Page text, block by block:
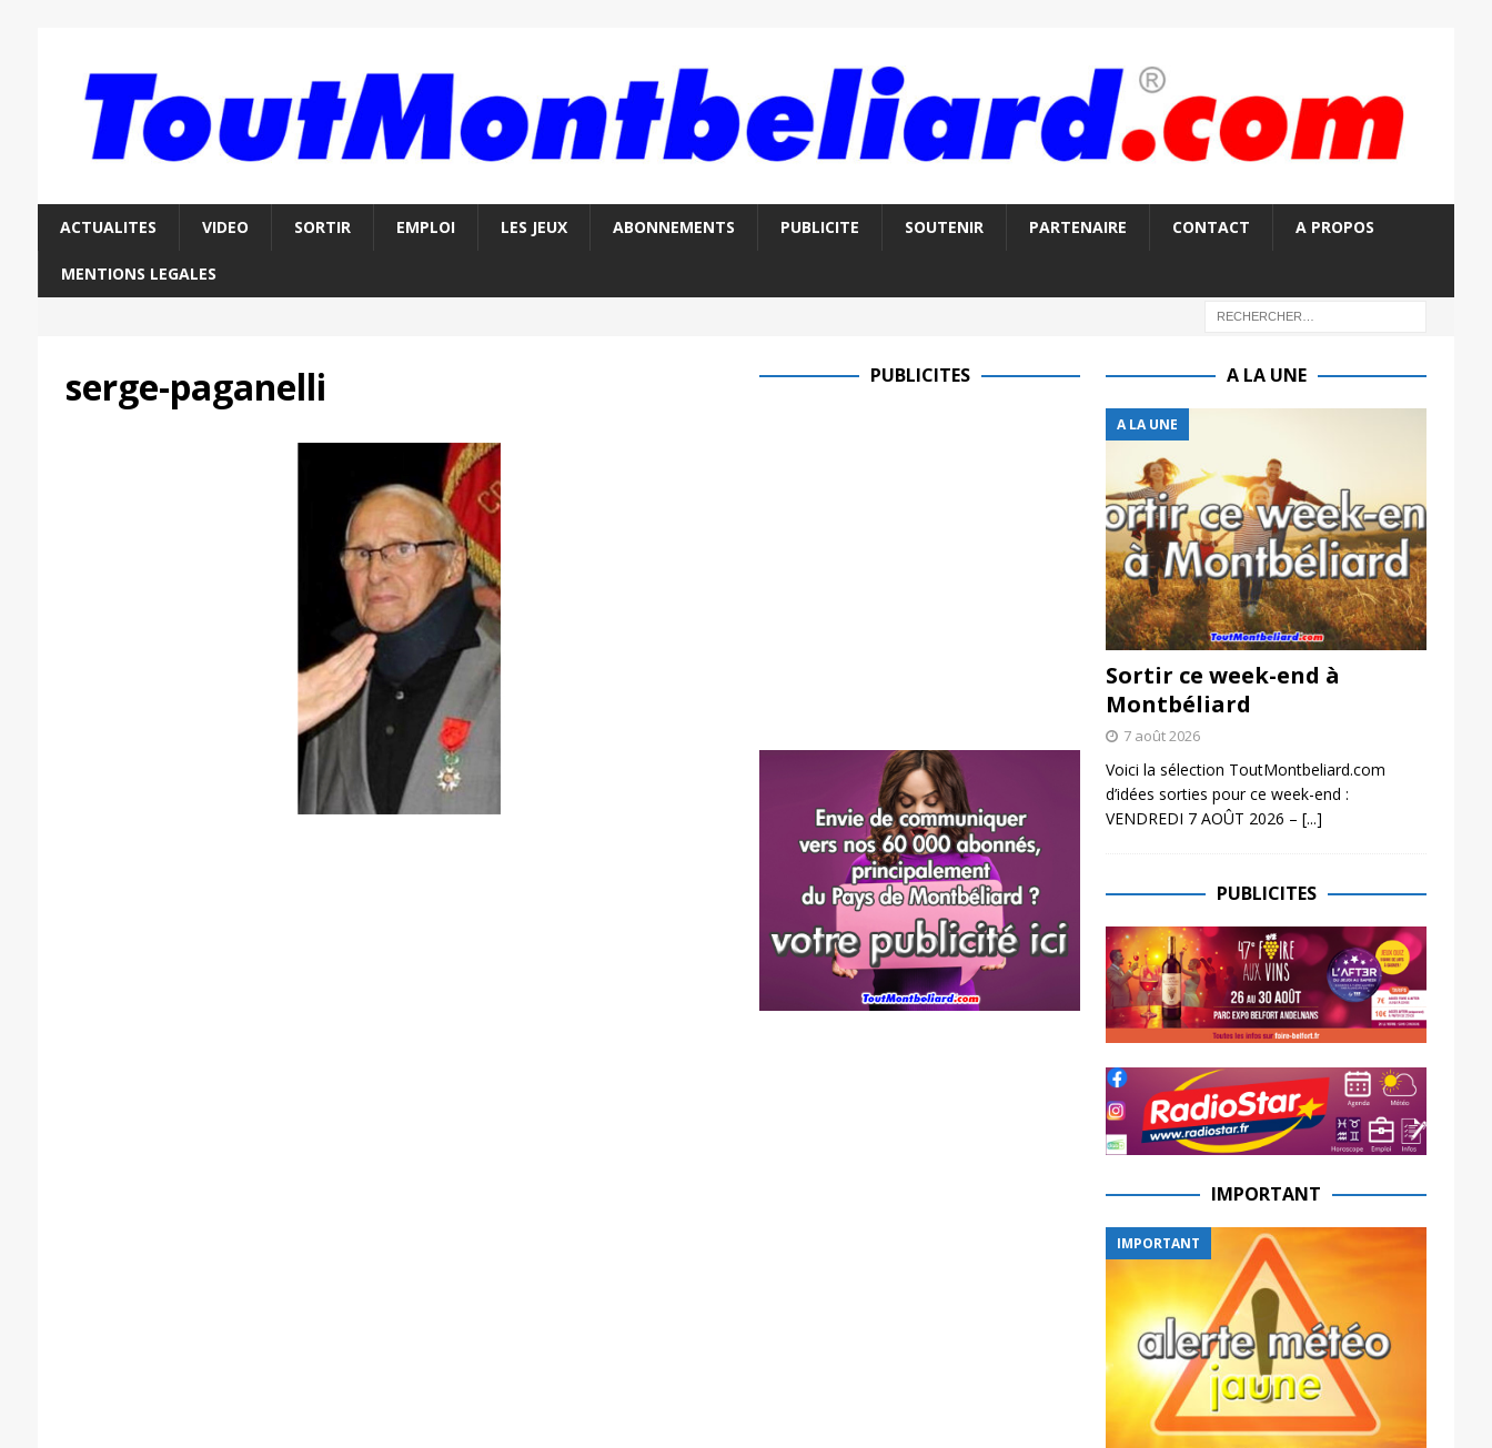
ACTUALITES VIDEO SORTIR EMPLOI LES JEUX ABONNEMENTS PUBLICITE SOUTENIR PARTENAIRE CONTACT A PROPOS
MENTIONS LEGALES
serge-paganelli PUBLICITES A LA UNE
A LA UNE
Sortir ce week-end à
Montbéliard
7 août 2026
Voici la sélection ToutMontbeliard.com
d’idées sorties pour ce week-end :
VENDREDI 7 AOÛT 2026 – [...]
PUBLICITES
IMPORTANT
IMPORTANT